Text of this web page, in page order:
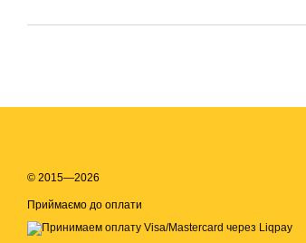
© 2015—2026
Приймаємо до оплати